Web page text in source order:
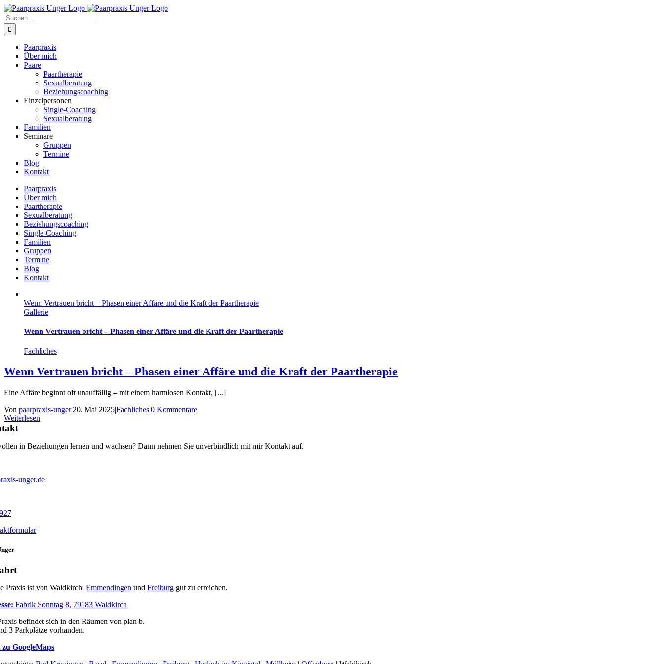
Zum
Inhalt
springen
Suche
nach:
Paarpraxis
Über mich
Paare
Paartherapie
Sexualberatung
Beziehungscoaching
Einzelpersonen
Single-Coaching
Sexualberatung
Familien
Seminare
Gruppen
Termine
Blog
Kontakt
Paarpraxis
Über mich
Paartherapie
Sexualberatung
Beziehungscoaching
Single-Coaching
Familien
Gruppen
Termine
Blog
Kontakt
Wenn Vertrauen bricht – Phasen einer Affäre und die Kraft der Paartherapie
Gallerie
Wenn Vertrauen bricht – Phasen einer Affäre und die Kraft der Paartherapie
Fachliches
Wenn Vertrauen bricht – Phasen einer Affäre und die Kraft der Paartherapie
Eine Affäre beginnt oft unauffällig – mit einem harmlosen Kontakt, [...]
Von paarpraxis-unger|20. Mai 2025|Fachliches|0 Kommentare
Weiterlesen
in Beziehungen lernen und wachsen? Dann nehmen Sie unverbindlich mit mir Kontakt auf.
unger.de
Praxis ist von Waldkirch,Emmendingen undFreiburg gut zu erreichen.
Fabrik Sonntag 8, 79183 Waldkirch
befindet sich in den Räumen von plan b.
3 Parkplätze vorhanden.
GoogleMaps